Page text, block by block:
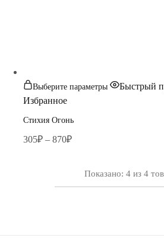
Выберите параметры Быстрый
Избранное
Стихия Огонь
305₽ – 870₽
Показано: 4 из 4